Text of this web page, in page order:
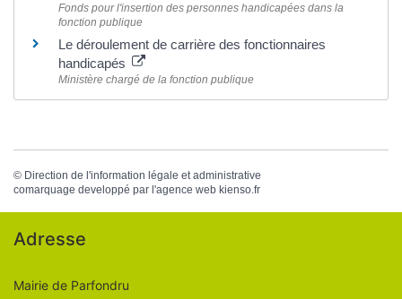
Fonds pour l'insertion des personnes handicapées dans la
fonction publique
Le déroulement de carrière des fonctionnaires
handicapés
Ministère chargé de la fonction publique
© Direction de l'information légale et administrative
comarquage developpé par l'agence web kienso.fr
Adresse
Mairie de Parfondru